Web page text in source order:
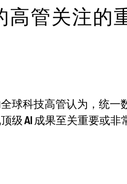
高管关注的
全球科技高管认为，统一
级 AI 成果至关重要或非